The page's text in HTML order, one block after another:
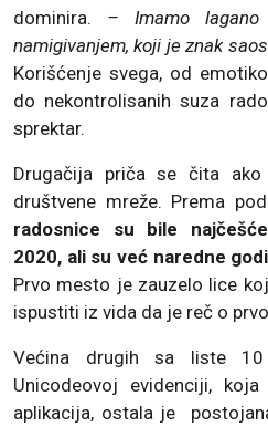
dominira. – Imamo
namigivanjem, koji je znak
Korišćenje svega, od
do nekontrolisanih suza
sprektar.
Drugačija priča se čita ako
društvene mreže. Prema
radosnice su bile
2020, ali su već naredne
Prvo mesto je zauzelo lice
ispustiti iz vida da je reč o
Većina drugih sa liste
Unicodeovoj evidenciji,
aplikacija, ostala je